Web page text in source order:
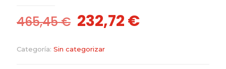
465,45€ El
original
232,72€El
Categoría: Sin categorizar